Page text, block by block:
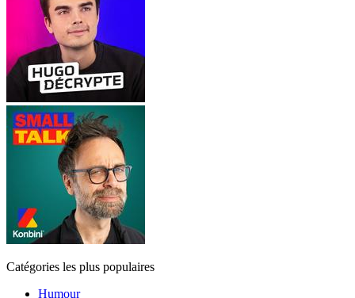
Catégories les plus populaires
Humour